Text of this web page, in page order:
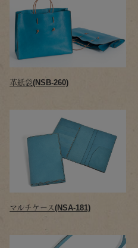
革紙袋(NSB-260)
マルチケース(NSA-181)